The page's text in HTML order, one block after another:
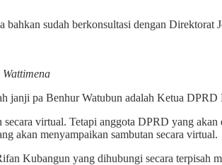
sudah berkonsultasi dengan
janji pa Benhur Watubun adalah Ketua
virtual. Tetapi anggota DPRD yang
akan menyampaikan sambutan secara virtual.
Kubangun yang dihubungi secara terpisah